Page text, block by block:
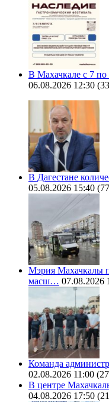
В Махачкале с 7 по
06.08.2026 12:30
В Дагестане
05.08.2026 15:40
Мэрия Махачкалы
масш… 07.08.2026
Команда
02.08.2026 11:00
В центре
04.08.2026 17:50